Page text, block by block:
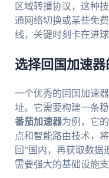
区域转播协议，这种
通网络切换或某些免
线，关键时刻卡在进
选择回国加速
一个优秀的回国加速
址。它需要构建一条
番茄加速器为例，它
点和智能路由技术，
回”国内，再获取数据
需要强大的基础设施支